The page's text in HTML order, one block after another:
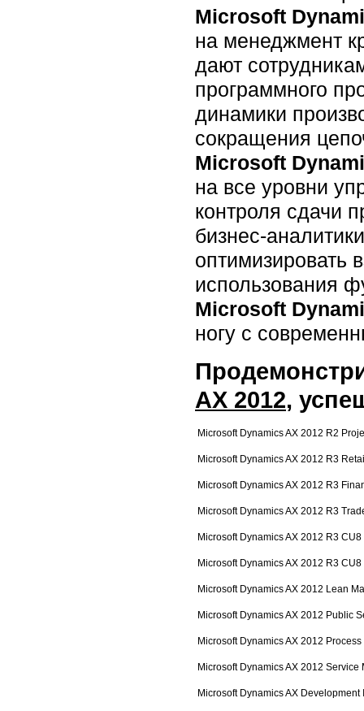
Microsoft
на менеджмент
дают
программного
динамики
сокращения
Microsoft
на все уровни
контроля сдачи
бизнес-
оптимизировать
использования
Microsoft
ногу с
AX 2012,
Microsoft Dynamics AX 2012 R2
Microsoft Dynamics AX 2012 R3
Microsoft Dynamics AX 2012 R3
Microsoft Dynamics AX 2012 R3
Microsoft Dynamics AX 2012 R3
Microsoft Dynamics AX 2012 R3
Microsoft Dynamics AX 2012 Lean
Microsoft Dynamics AX 2012 Public
Microsoft Dynamics AX 2012
Microsoft Dynamics AX 2012 Service
Microsoft Dynamics AX Development